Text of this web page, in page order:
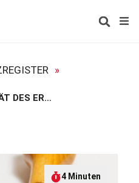
»
OFFENLEGUNG DER IDENTITÄT DES ERSTATTERS EINER UNSTIMMIGKEITSMELDUNG
4 Minuten